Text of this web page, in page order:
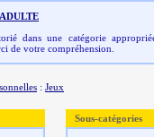
dans une catégorie
de votre compréhension.
: Jeux
Sous-catégories